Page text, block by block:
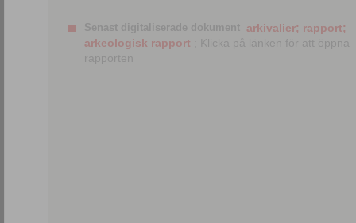
Senast digitaliserade dokument arkivalier; rapport;
arkeologisk rapport ; Klicka på länken för att öppna
rapporten